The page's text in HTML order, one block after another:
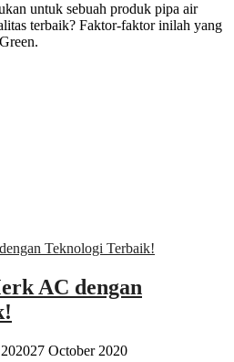
untuk sebuah produk pipa air
terbaik? Faktor-faktor inilah yang
AC dengan
27 October 2020